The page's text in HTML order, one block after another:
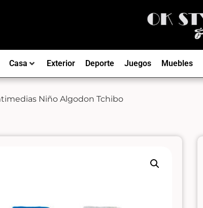
Casa Exterior Deporte Juegos Muebles
Niño Algodon Tchibo